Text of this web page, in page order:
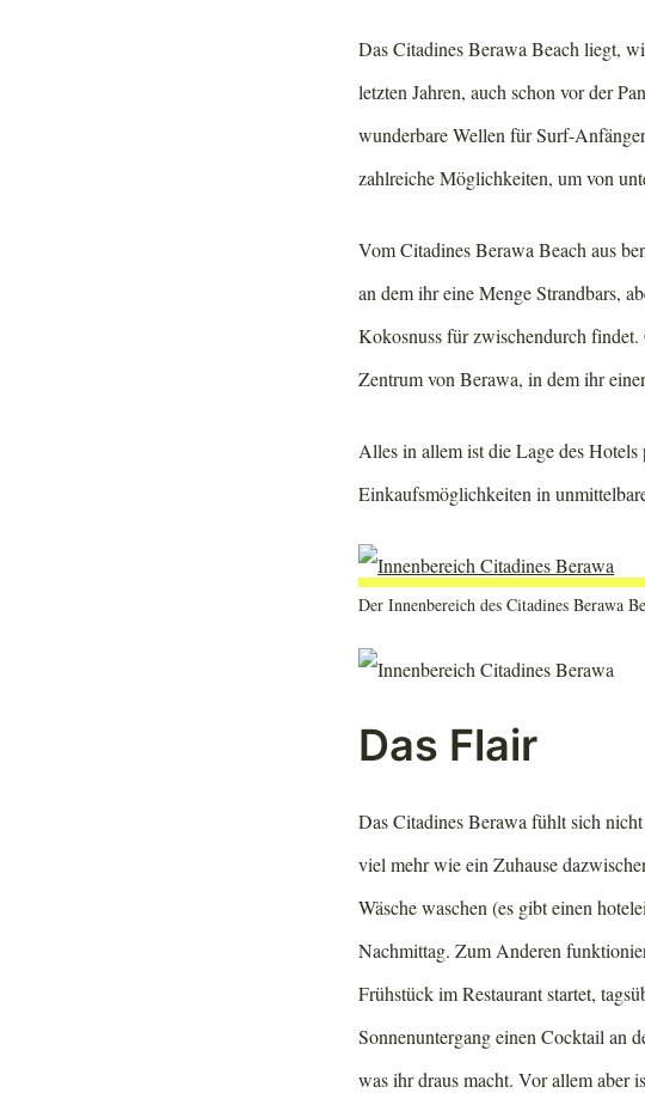
Das Citadines Berawa Beach liegt,
letzten Jahren, auch schon vor der
wunderbare Wellen für Surf-
zahlreiche Möglichkeiten, um von
Vom Citadines Berawa Beach aus
an dem ihr eine Menge Strandbars,
Kokosnuss für zwischendurch
Zentrum von Berawa, in dem ihr
Alles in allem ist die Lage des
Einkaufsmöglichkeiten in
Der Innenbereich des Citadines Berawa
Das Flair
Das Citadines Berawa fühlt sich
viel mehr wie ein Zuhause
Wäsche waschen (es gibt einen
Nachmittag. Zum Anderen
Frühstück im Restaurant startet,
Sonnenuntergang einen Cocktail an
was ihr draus macht. Vor allem aber